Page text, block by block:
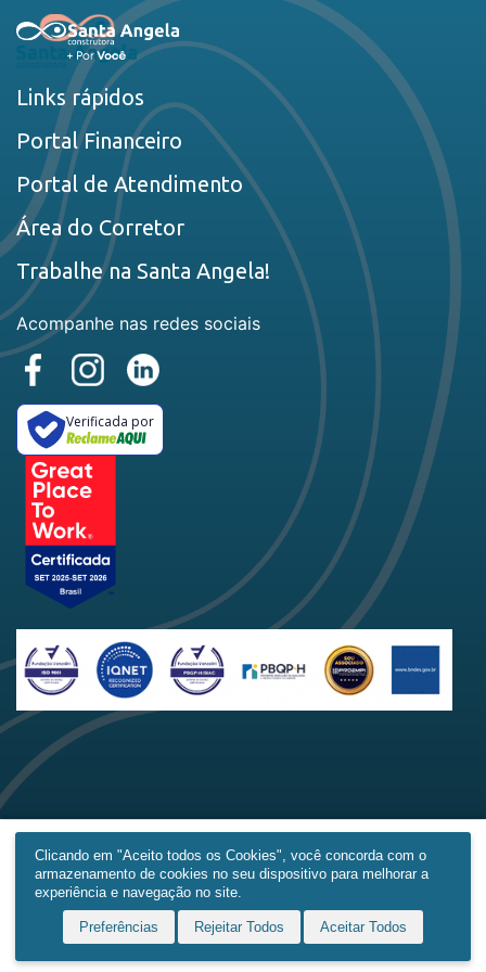
Links rápidos
Portal Financeiro
Portal de Atendimento
Área do Corretor
Trabalhe na Santa Angela!
Acompanhe nas redes sociais
Verificada por
Home Produtos Obras Contato Mais
Clicando em "Aceito todos os Cookies", você concorda com o
armazenamento de cookies no seu dispositivo para melhorar a
experiência e navegação no site.
Preferências Rejeitar Todos Aceitar Todos